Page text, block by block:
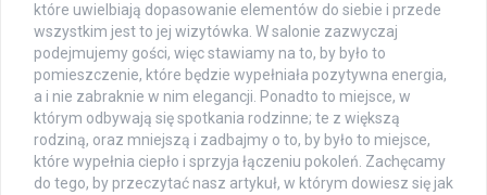
które uwielbiają dopasowanie elementów do siebie i przede
wszystkim jest to jej wizytówka. W salonie zazwyczaj
podejmujemy gości, więc stawiamy na to, by było to
pomieszczenie, które będzie wypełniała pozytywna energia,
a i nie zabraknie w nim elegancji. Ponadto to miejsce, w
którym odbywają się spotkania rodzinne; te z większą
rodziną, oraz mniejszą i zadbajmy o to, by było to miejsce,
które wypełnia ciepło i sprzyja łączeniu pokoleń. Zachęcamy
do tego, by przeczytać nasz artykuł, w którym dowiesz się jak